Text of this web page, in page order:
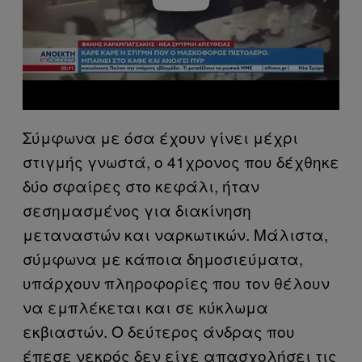
Σύμφωνα με όσα έχουν γίνει μέχρι
στιγμής γνωστά, ο 41χρονος που δέχθηκε
δύο σφαίρες στο κεφάλι, ήταν
σεσημασμένος για διακίνηση
μεταναστών και ναρκωτικών. Μάλιστα,
σύμφωνα με κάποια δημοσιεύματα,
υπάρχουν πληροφορίες που τον θέλουν
να εμπλέκεται και σε κύκλωμα
εκβιαστών. Ο δεύτερος άνδρας που
έπεσε νεκρός δεν είχε απασχολήσει τις